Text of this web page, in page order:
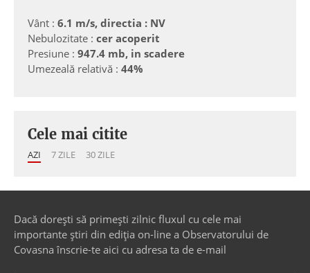
Vânt : 6.1 m/s, directia : NV
Nebulozitate : cer acoperit
Presiune : 947.4 mb, in scadere
Umezeală relativă : 44%
Cele mai citite
AZI 7 ZILE 30 ZILE
Dacă dorești să primești zilnic fluxul cu cele mai
importante știri din ediția on-line a Observatorului de
Covasna înscrie-te aici cu adresa ta de e-mail